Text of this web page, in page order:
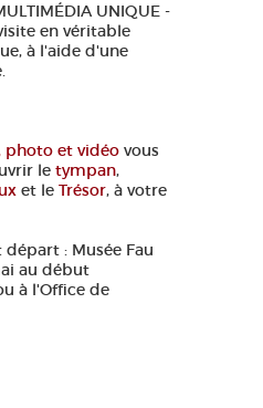
UNIQUE -
en véritable
à l'aide d'une
photo et vidéo vous
le tympan,
et le Trésor, à votre
: Musée Fau
au début
à l'Office de